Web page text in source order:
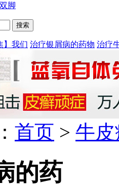
双脚
】我们 治疗银屑病的药物 治疗
首页 > 牛
的药